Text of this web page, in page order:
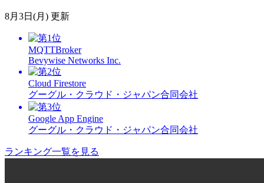
8月3日(月) 更新
MQTTBroker
Bevywise Networks Inc.
Cloud Firestore
グーグル・クラウド・ジャパン合同会社
Google App Engine
グーグル・クラウド・ジャパン合同会社
ランキング一覧を見る